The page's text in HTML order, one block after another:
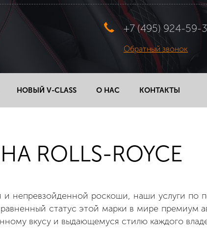
+7 (495) 924-59-
Обратный звонок
НОВЫЙ V-CLASS О НАС КОНТАКТЫ
ROLLS-ROYCE
непревзойденной роскоши, наши услуги по
статус этой марки в мире премиум
вкусу и выдающемуся стилю каждого